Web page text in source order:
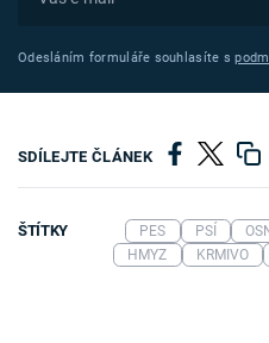
Odesláním formuláře souhlasíte s
SDÍLEJTE ČLÁNEK
ŠTÍTKY PES PSÍ
HMYZ
KRMIVO